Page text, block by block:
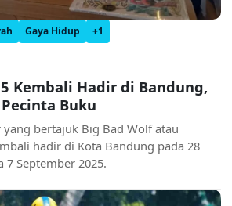
Gaya Hidup +1
Kembali Hadir di Bandung,
Buku
bertajuk Big Bad Wolf atau
hadir di Kota Bandung pada 28
7 September 2025.